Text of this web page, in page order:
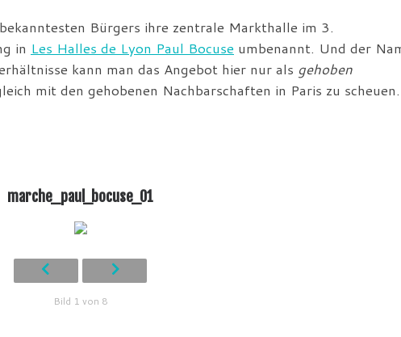
Bürgers ihre zentrale Markthalle im 3.
in Les Halles de Lyon Paul Bocuse umbenannt. Und der
kann man das Angebot hier nur als gehoben
mit den gehobenen Nachbarschaften in Paris zu scheuen.
marche_paul_bocuse_01
Bild 1 von 8